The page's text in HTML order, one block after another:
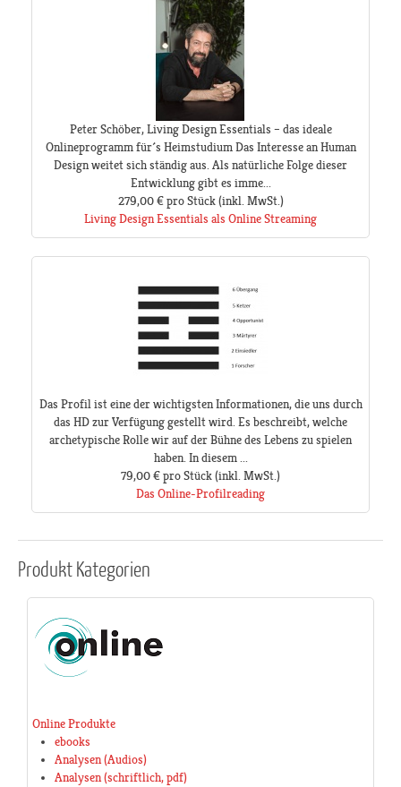
Peter Schöber, Living Design Essentials – das ideale
Onlineprogramm für´s Heimstudium Das Interesse an Human
Design weitet sich ständig aus. Als natürliche Folge dieser
Entwicklung gibt es imme...
279,00 € pro Stück(inkl. MwSt.)
Living Design Essentials als Online Streaming
Das Profil ist eine der wichtigsten Informationen, die uns durch
das HD zur Verfügung gestellt wird. Es beschreibt, welche
archetypische Rolle wir auf der Bühne des Lebens zu spielen
haben. In diesem ...
79,00 €pro Stück(inkl. MwSt.)
Das Online-Profilreading
ProduktKategorien
Online Produkte
ebooks
Analysen (Audios)
Analysen (schriftlich, pdf)